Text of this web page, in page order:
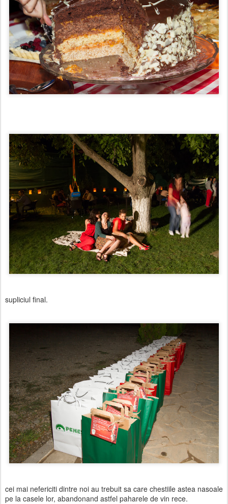
supliciul final.
cei mai nefericiti dintre noi au trebuit sa care chestiile astea nasoale
pe la casele lor, abandonand astfel paharele de vin rece.